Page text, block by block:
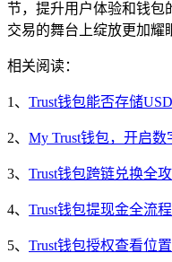
节，提升用户体验和钱包
交易的舞台上绽放更加耀
相关阅读：
1、 Trust钱包能否存储
2、 My Trust钱包，开启
3、 Trust钱包跨链兑换全
4、 Trust钱包提现金全流
5、 Trust钱包授权查看位